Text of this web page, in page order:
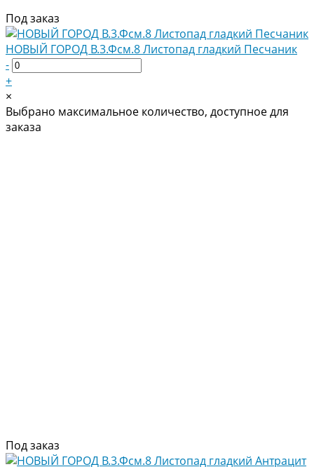
Под заказ
НОВЫЙ ГОРОД В.3.Фсм.8 Листопад гладкий Песчаник
-
+
×
Выбрано максимальное количество, доступное для
заказа
Под заказ